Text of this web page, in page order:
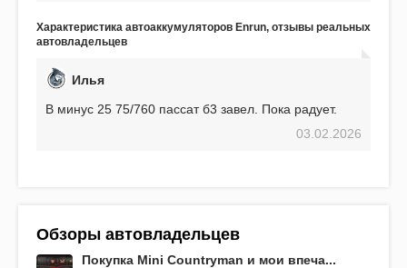
EFB 75. Судя по характеристикам, он даже
превосходит предыдущую модель.
Характеристика автоаккумуляторов Enrun, отзывы реальных
автовладельцев
Илья
В минус 25 75/760 пассат б3 завел. Пока радует.
03.02.2026
Обзоры автовладельцев
Покупка Mini Countryman и мои впеча...